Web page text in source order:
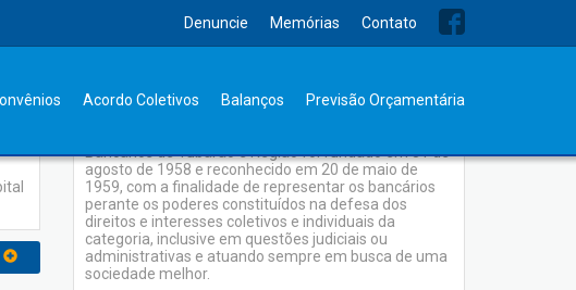
Denuncie Memórias Contato
Acordo Coletivos Balanços Previsão Orçamentária
Bancários de Tubarão e Região foi fundado em 31 de
agosto de 1958 e reconhecido em 20 de maio de
1959, com a finalidade de representar os bancários
perante os poderes constituídos na defesa dos
direitos e interesses coletivos e individuais da
categoria, inclusive em questões judiciais ou
administrativas e atuando sempre em busca de uma
sociedade melhor.